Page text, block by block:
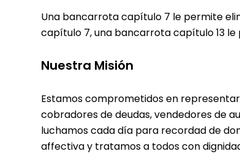
Una bancarrota capítulo 7 le permite
capítulo 7, una bancarrota capítulo 13 le
Nuestra Misión
Estamos comprometidos en
cobradores de deudas, vendedores de
luchamos cada día para recordad de
affectiva y tratamos a todos con